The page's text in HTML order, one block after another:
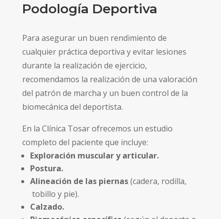
Podología Deportiva
Para asegurar un buen rendimiento de
cualquier práctica deportiva y evitar lesiones
durante la realización de ejercicio,
recomendamos la realización de una valoración
del patrón de marcha y un buen control de la
biomecánica del deportista.
En la Clínica Tosar ofrecemos un estudio
completo del paciente que incluye:
Exploración muscular y articular.
Postura.
Alineación de las piernas(cadera, rodilla,
tobillo y pie).
Calzado.